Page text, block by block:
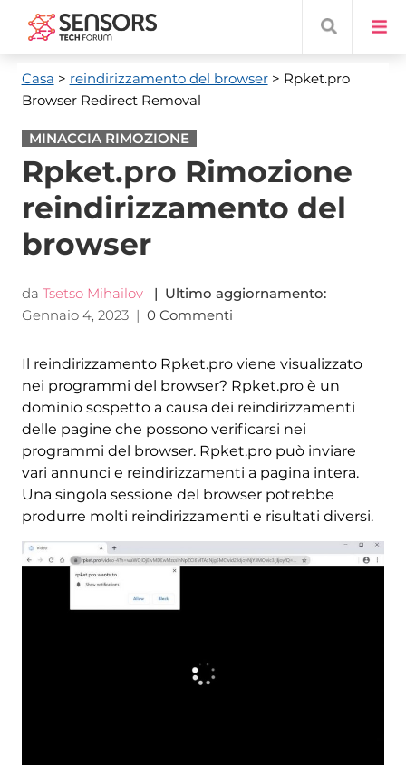
Casa > reindirizzamento del browser> Rpket.pro
Browser Redirect Removal
MINACCIA RIMOZIONE
Rpket.pro Rimozione
reindirizzamento del
browser
da Tsetso Mihailov
| Ultimo aggiornamento:
Gennaio 4, 2023| 0 Commenti
Il reindirizzamento Rpket.pro viene visualizzato
nei programmi del browser? Rpket.pro è un
dominio sospetto a causa dei reindirizzamenti
delle pagine che possono verificarsi nei
programmi del browser. Rpket.pro può inviare
vari annunci e reindirizzamenti a pagina intera.
Una singola sessione del browser potrebbe
produrre molti reindirizzamenti e risultati diversi.